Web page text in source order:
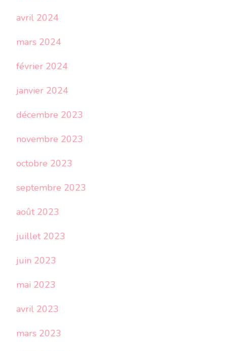
avril 2024
mars 2024
février 2024
janvier 2024
décembre 2023
novembre 2023
octobre 2023
septembre 2023
août 2023
juillet 2023
juin 2023
mai 2023
avril 2023
mars 2023